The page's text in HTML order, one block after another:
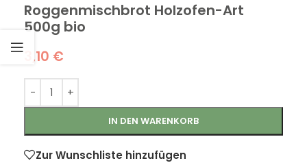
Roggenmischbrot Holzofen-Art
500g bio
3,10 €
IN DEN WARENKORB
Zur Wunschliste hinzufügen